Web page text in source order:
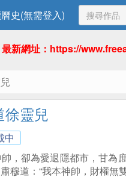
史(無需登入)
最新網址：https://
徐靈兒
中
，卻為愛退隱都市，甘為
穆道：“我本神帥，財權無